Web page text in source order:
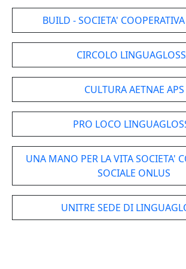
BUILD - SOCIETA'
CIRCOLO
CULTURA AETNAE APS
PRO LOCO
UNA MANO PER LA VITA SOCIETA'
SOCIALE ONLUS
UNITRE SEDE DI